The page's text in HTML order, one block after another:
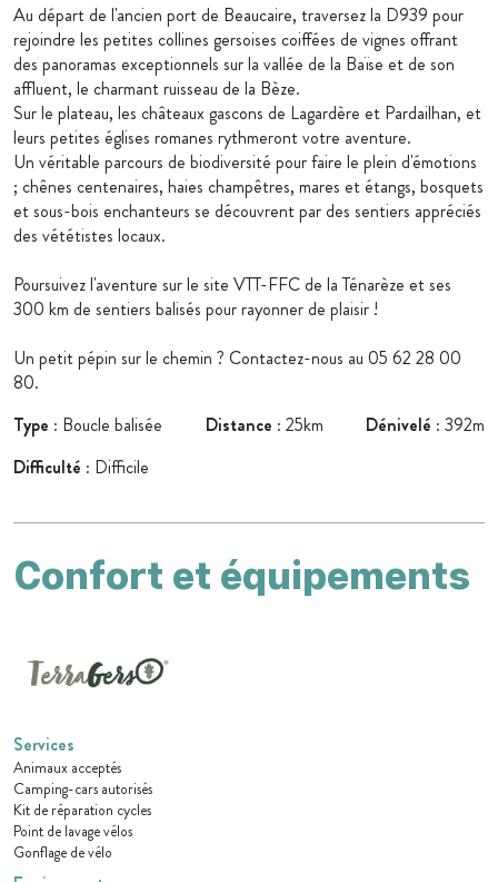
Au départ de l'ancien port de Beaucaire, traversez la D939 pour
rejoindre les petites collines gersoises coiffées de vignes offrant
des panoramas exceptionnels sur la vallée de la Baïse et de son
affluent, le charmant ruisseau de la Bèze.
Sur le plateau, les châteaux gascons de Lagardère et Pardailhan, et
leurs petites églises romanes rythmeront votre aventure.
Un véritable parcours de biodiversité pour faire le plein d'émotions
; chênes centenaires, haies champêtres, mares et étangs, bosquets
et sous-bois enchanteurs se découvrent par des sentiers appréciés
des vététistes locaux.
Poursuivez l'aventure sur le site VTT-FFC de la Ténarèze et ses
300 km de sentiers balisés pour rayonner de plaisir !
Un petit pépin sur le chemin ? Contactez-nous au 05 62 28 00
80.
Type : Boucle balisée Distance : 25km Dénivelé : 392m
Difficulté : Difficile
Confort et équipements
Services
Animaux acceptés
Camping-cars autorisés
Kit de réparation cycles
Point de lavage vélos
Gonflage de vélo